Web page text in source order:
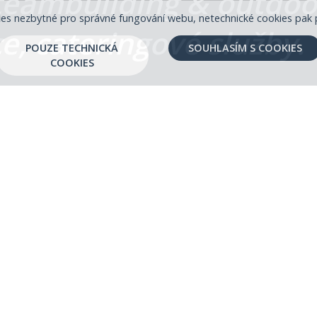
cateringové služby.
nezbytné pro správné fungování webu, netechnické cookies pak
POUZE TECHNICKÁ
COOKIES
SOUHLASÍM S COOKIES